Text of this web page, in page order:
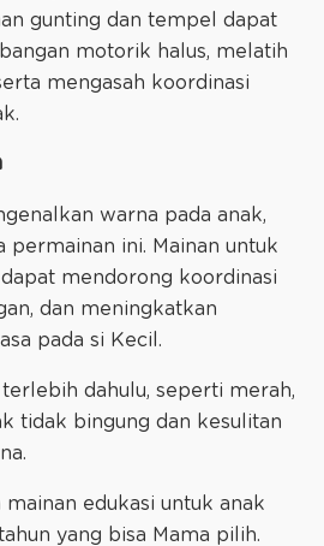
gunting dan tempel dapat
motorik halus, melatih
mengasah koordinasi
warna pada anak,
permainan ini. Mainan untuk
mendorong koordinasi
dan meningkatkan
pada si Kecil.
dahulu, seperti merah,
tidak bingung dan kesulitan
mainan edukasi untuk anak
yang bisa Mama pilih.